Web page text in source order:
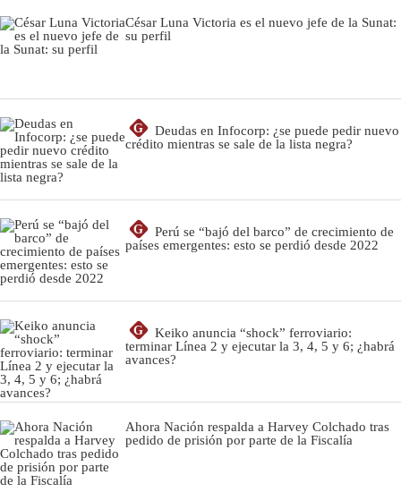
César Luna Victoria es el nuevo jefe de la Sunat:
su perfil
G
Deudas en Infocorp: ¿se puede pedir nuevo
crédito mientras se sale de la lista negra?
G
Perú se “bajó del barco” de crecimiento de
países emergentes: esto se perdió desde 2022
G
Keiko anuncia “shock” ferroviario:
terminar Línea 2 y ejecutar la 3, 4, 5 y 6; ¿habrá
avances?
Ahora Nación respalda a Harvey Colchado tras
pedido de prisión por parte de la Fiscalía